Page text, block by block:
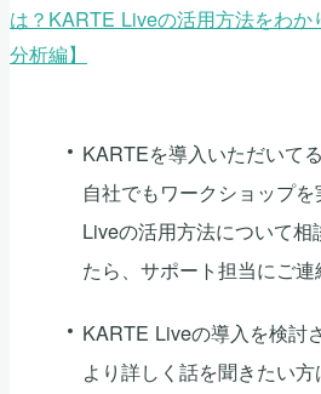
は？KARTE Liveの活用方法をわ
分析編】
KARTEを導入いただいて
自社でもワークショップ
Liveの活用方法について
たら、サポート担当にご連
KARTE Liveの導入を検討
より詳しく話を聞きたい方